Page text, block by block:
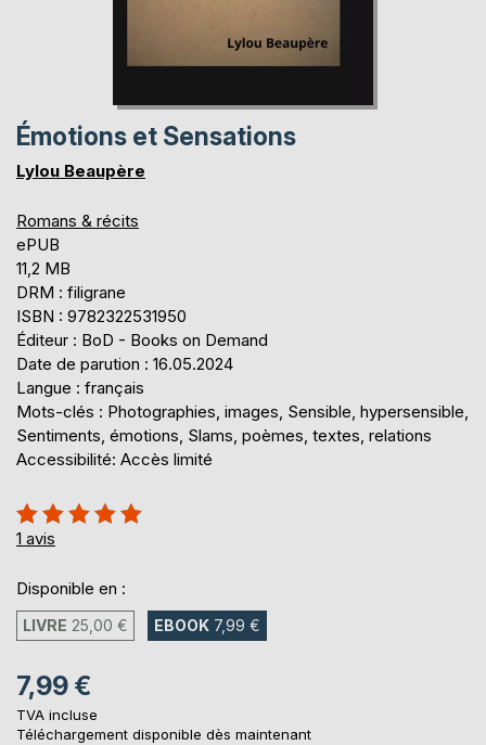
Émotions et Sensations
Lylou Beaupère
Romans & récits
ePUB
11,2 MB
DRM : filigrane
ISBN : 9782322531950
Éditeur : BoD - Books on Demand
Date de parution : 16.05.2024
Langue : français
Mots-clés : Photographies, images, Sensible, hypersensible,
Sentiments, émotions, Slams, poèmes, textes, relations
Accessibilité: Accès limité
Évaluation:
100%
1 avis
Disponible en :
LIVRE 25,00 € EBOOK 7,99 €
7,99 €
TVA incluse
Téléchargement disponible dès maintenant